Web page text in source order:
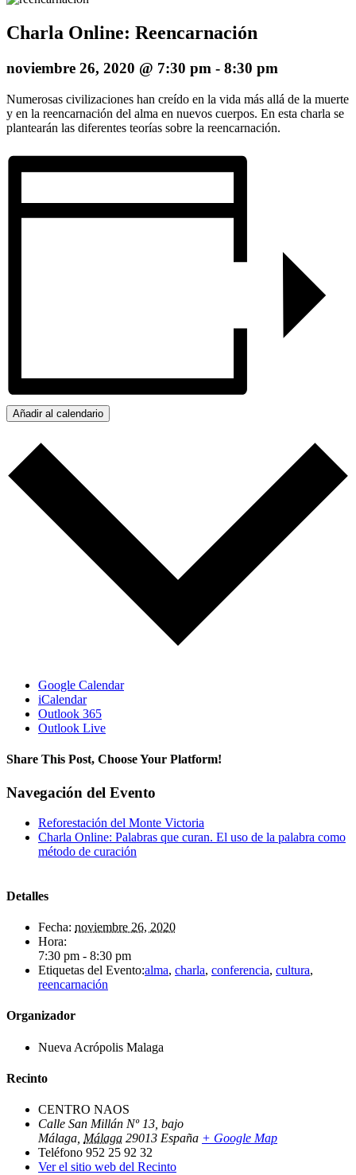
Charla Online: Reencarnación
noviembre 26, 2020 @ 7:30 pm - 8:30 pm
Numerosas civilizaciones han creído en la vida más allá de la muerte
y en la reencarnación del alma en nuevos cuerpos. En esta charla se
plantearán las diferentes teorías sobre la reencarnación.
Añadir al calendario
Google Calendar
iCalendar
Outlook 365
Outlook Live
Share This Post, Choose Your Platform!
Facebook
Twitter
LinkedIn
Tumblr
Pinterest
Navegación del Evento
Reforestación del Monte Victoria
Charla Online: Palabras que curan. El uso de la palabra como
método de curación
Detalles
Fecha: noviembre 26, 2020
Hora:
7:30 pm - 8:30 pm
Etiquetas del Evento:alma, charla, conferencia, cultura,
reencarnación
Organizador
Nueva Acrópolis Malaga
Recinto
CENTRO NAOS
Calle San Millán Nº 13, bajo
Málaga Málaga 29013 España + Google Map
Teléfono 952 25 92 32
Ver el sitio web del Recinto